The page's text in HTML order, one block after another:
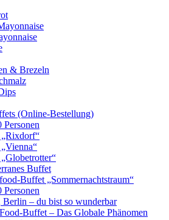
& Brezeln
(Online-Bestellung)
Personen
Buffet
Buffet „Sommernachtstraum“
Personen
– du bist so wunderbar
Buffet – Das Globale Phänomen